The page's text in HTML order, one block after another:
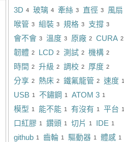
4
3D 4
玻璃 3
牽絲 3
直徑 風扇
3
喉管 3
組裝 3
規格 3
支撐
3
會不會 3
溫度 2
原廠 2
CURA
2
韌體 2
LCD 2
測試 2
機構
2
時間 2
升級 2
調校 2
厚度
2
分享 2
熱床 2
鐵氟龍管 1
速度
1
USB 1
不鏽鋼 1
ATOM 3
1
模型 1
能不能 1
有沒有 1
平台
1
口紅膠 1
鑽頭 1
切片 1
IDE
1
github 1
齒輪 1
驅動器 1
體感